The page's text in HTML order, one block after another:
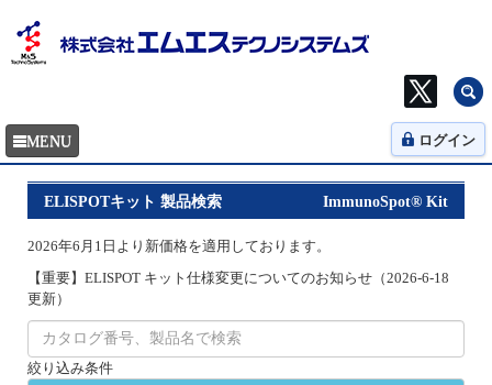
ログイン
ImmunoSpot® Kit
ELISPOTキット 製品検索
2026年6月1日より新価格を適用しております。
【重要】ELISPOT キット仕様変更についてのお知らせ（2026-6-18
更新）
絞り込み条件